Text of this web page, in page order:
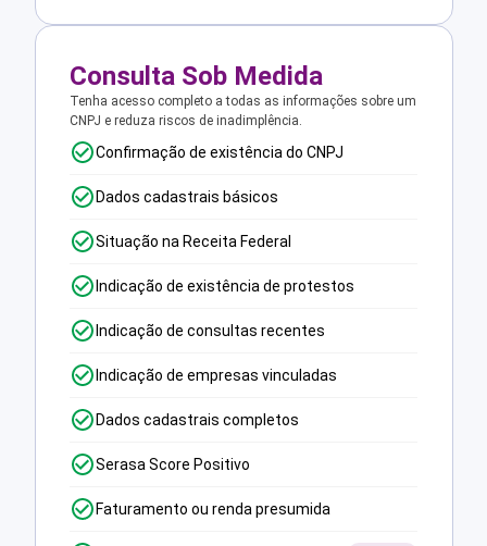
Consulta Sob Medida
Tenha acesso completo a todas as informações sobre um
CNPJ e reduza riscos de inadimplência.
Confirmação de existência do CNPJ
Dados cadastrais básicos
Situação na Receita Federal
Indicação de existência de protestos
Indicação de consultas recentes
Indicação de empresas vinculadas
Dados cadastrais completos
Serasa Score Positivo
Faturamento ou renda presumida